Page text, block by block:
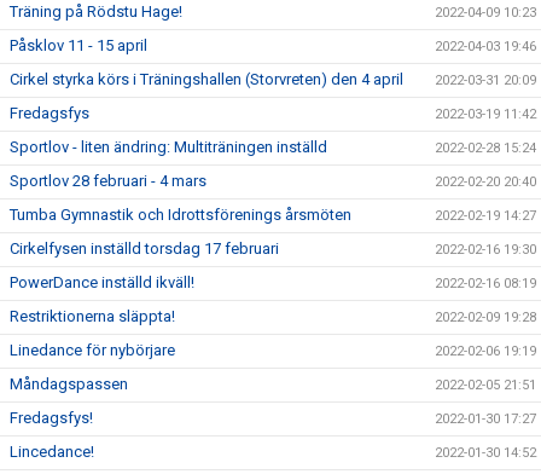
Träning på Rödstu Hage! 2022-04-09 10:23
Påsklov 11 - 15 april 2022-04-03 19:46
Cirkel styrka körs i Träningshallen (Storvreten) den 4 april 2022-03-31 20:09
Fredagsfys 2022-03-19 11:42
Sportlov - liten ändring: Multiträningen inställd 2022-02-28 15:24
Sportlov 28 februari - 4 mars 2022-02-20 20:40
Tumba Gymnastik och Idrottsförenings årsmöten 2022-02-19 14:27
Cirkelfysen inställd torsdag 17 februari 2022-02-16 19:30
PowerDance inställd ikväll! 2022-02-16 08:19
Restriktionerna släppta! 2022-02-09 19:28
Linedance för nybörjare 2022-02-06 19:19
Måndagspassen 2022-02-05 21:51
Fredagsfys! 2022-01-30 17:27
Lincedance! 2022-01-30 14:52